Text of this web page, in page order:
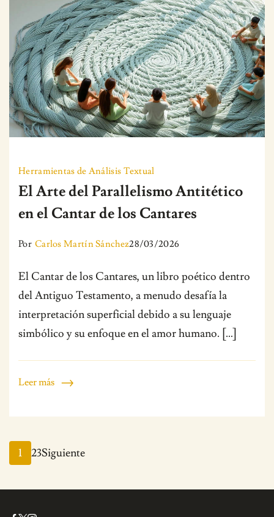
Herramientas de Análisis Textual
El Arte del Parallelismo Antitético
en el Cantar de los Cantares
Por Carlos Martín Sánchez28/03/2026
El Cantar de los Cantares, un libro poético dentro
del Antiguo Testamento, a menudo desafía la
interpretación superficial debido a su lenguaje
simbólico y su enfoque en el amor humano. […]
Leer más
Paginación
de
Page
1 Page
2Page
3Siguiente